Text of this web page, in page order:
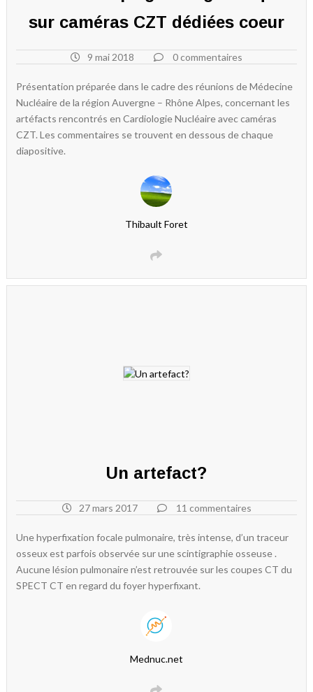
sur caméras CZT dédiées coeur
9 mai 2018 0 commentaires
Présentation préparée dans le cadre des réunions de Médecine
Nucléaire de la région Auvergne – Rhône Alpes, concernant les
artéfacts rencontrés en Cardiologie Nucléaire avec caméras
CZT. Les commentaires se trouvent en dessous de chaque
diapositive.
Thibault Foret
Un artefact?
27 mars 2017 11 commentaires
Une hyperfixation focale pulmonaire, très intense, d’un traceur
osseux est parfois observée sur une scintigraphie osseuse .
Aucune lésion pulmonaire n’est retrouvée sur les coupes CT du
SPECT CT en regard du foyer hyperfixant.
Mednuc.net